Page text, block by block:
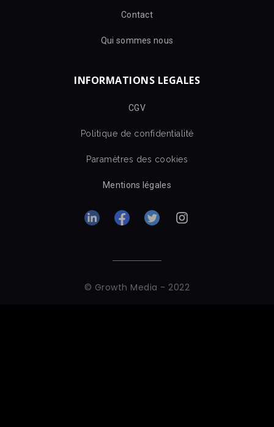
Contact
Qui sommes nous
INFORMATIONS LEGALES
CGV
Politique de confidentialité
Paramètres des cookies
Mentions légales
© Growth Media - 2022